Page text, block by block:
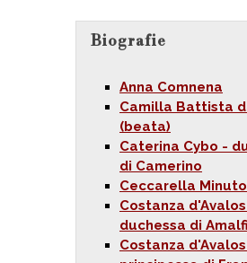
Biografie
Anna Comnena
Camilla Battista
(beata)
Caterina Cybo -
di Camerino
Ceccarella
Costanza
duchessa di Amalfi
Costanza